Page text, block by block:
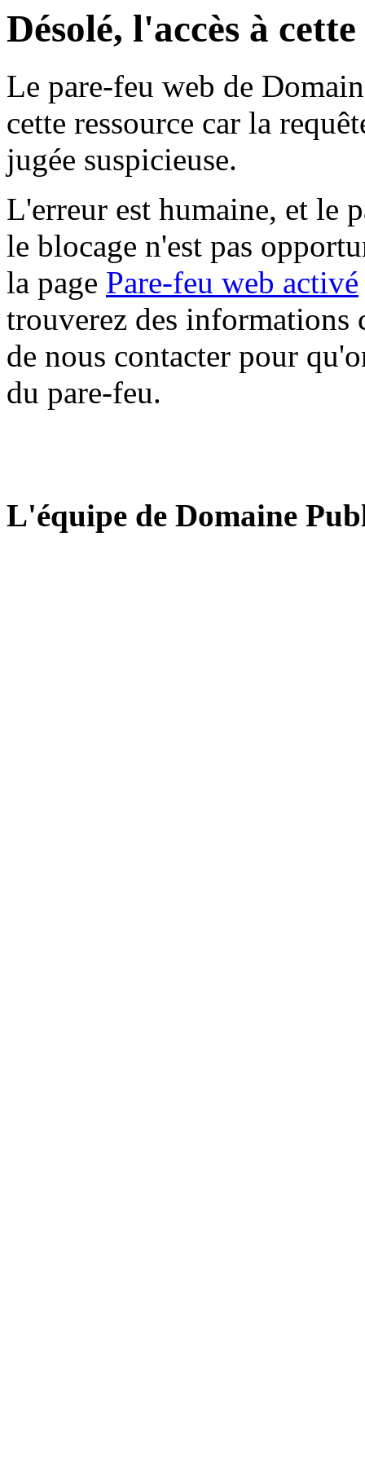
Désolé, l'accès à
Le pare-feu web de
cette ressource car la
jugée suspicieuse.
L'erreur est humaine, et le
le blocage n'est pas
la page Pare-feu web activé
trouverez des informations
de nous contacter pour
du pare-feu.
L'équipe de Domaine